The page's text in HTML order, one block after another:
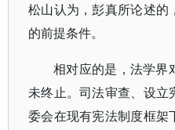
松山认为，彭真所论述的
的前提条件。
相对应的是，法学界
未终止。司法审查、设立
委会在现有宪法制度框架